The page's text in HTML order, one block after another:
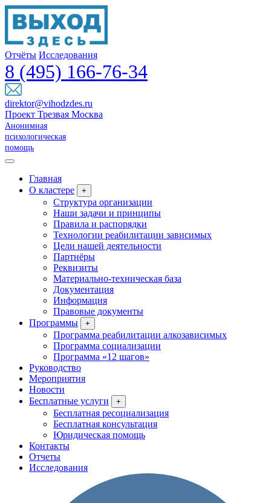
Отчёты Исследования
8 (495) 166-76-34
direktor@vihodzdes.ru
Проект Трезвая Москва
Анонимная
психологическая
помощь
Главная
О кластере
+
Структура организации
Наши задачи и принципы
Правила и распорядки
Технологии реабилитации зависимых
Цели нашей деятельности
Партнёры
Реквизиты
Материально-техническая база
Документация
Информация
Правовые документы
Программы
+
Программа реабилитации алкозависимых
Программа социализации
Программа «12 шагов»
Руководство
Мероприятия
Новости
Бесплатные услуги
+
Бесплатная ресоциализация
Бесплатная консультация
Юридическая помощь
Контакты
Отчеты
Исследования